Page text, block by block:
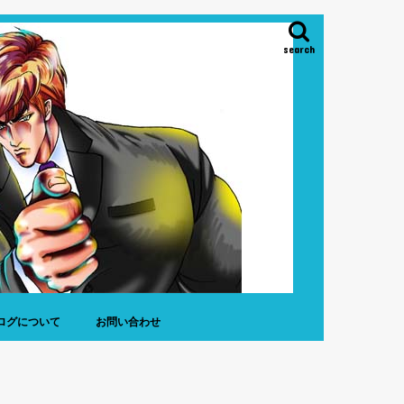
search
グについて お問い合わせ